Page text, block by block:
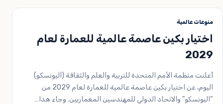
منوعات عالمية
اختيار بكين عاصمة عالمية للعمارة لعام
2029
أعلنت منظمة الأمم المتحدة للتربية والعلم والثقافة (اليونسكو)
اليوم، عن اختيار بكين عاصمة عالمية للعمارة لعام 2029 من
“اليونسكو” والاتحاد الدولي للمهندسين المعماريين. وجاء هذا…